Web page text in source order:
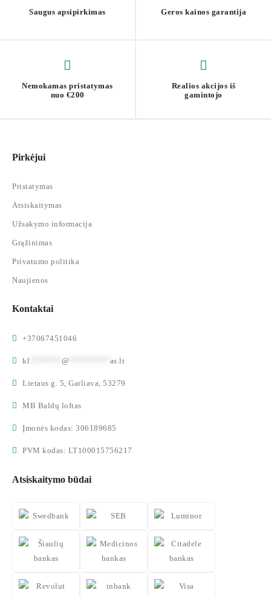
Saugus apsipirkimas Geros kainos garantija
Nemokamas pristatymas
nuo €200
Realios akcijos iš
gamintojo
Pirkėjui
Pristatymas
Atsiskaitymas
Užsakymo informacija
Grąžinimas
Privatumo politika
Naujienos
Kontaktai
+37067451046
kl @ as.lt
Lietaus g. 5, Garliava, 53279
MB Baldų loftas
Įmonės kodas: 306189685
PVM kodas: LT100015756217
Atsiskaitymo būdai